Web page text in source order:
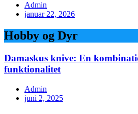
Admin
januar 22, 2026
Hobby og Dyr
Damaskus knive: En
funktionalitet
Admin
juni 2, 2025